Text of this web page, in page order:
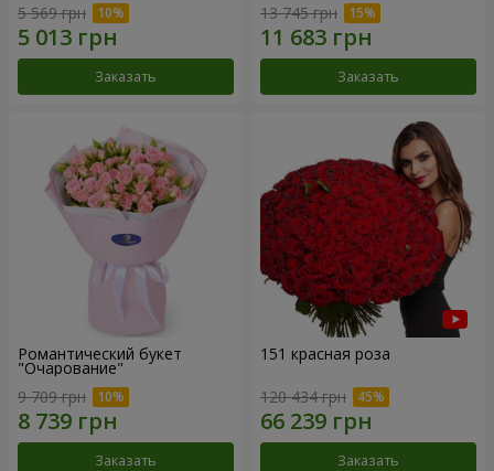
5 569 грн
Заказать
13 745 грн
Заказать
Романтический букет
"Очарование"
9 709 грн
Заказать
151 красная роза
120 434 грн
Заказать